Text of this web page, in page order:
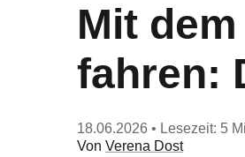
Mit
fahren:
18.06.2026 • Lesezeit: 5
Von Verena Dost